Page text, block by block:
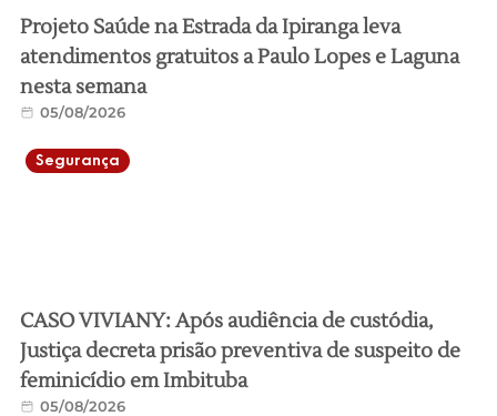
Projeto Saúde na Estrada da Ipiranga leva
atendimentos gratuitos a Paulo Lopes e Laguna
nesta semana
05/08/2026
Segurança
CASO VIVIANY: Após audiência de custódia,
Justiça decreta prisão preventiva de suspeito de
feminicídio em Imbituba
05/08/2026